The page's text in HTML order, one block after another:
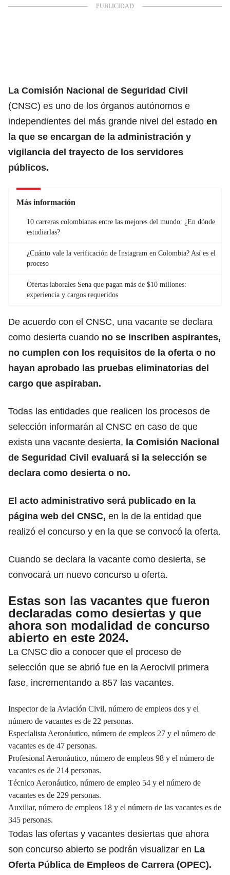
La Comisión Nacional de Seguridad Civil
(CNSC) es uno de los órganos autónomos e
independientes del más grande nivel del estado en
la que se encargan de la administración y
vigilancia del trayecto de los servidores
públicos.
Más información
10 carreras colombianas entre las mejores del mundo: ¿En dónde
estudiarlas?
¿Cuánto vale la verificación de Instagram en Colombia? Así es el
proceso
Ofertas laborales Sena que pagan más de $10 millones:
experiencia y cargos requeridos
De acuerdo con el CNSC, una vacante se declara
como desierta cuando no se inscriben aspirantes,
no cumplen con los requisitos de la oferta o no
hayan aprobado las pruebas eliminatorias del
cargo que aspiraban.
Todas las entidades que realicen los procesos de
selección informarán al CNSC en caso de que
exista una vacante desierta, la Comisión Nacional
de Seguridad Civil evaluará si la selección se
declara como desierta o no.
El acto administrativo será publicado en la
página web del CNSC, en la de la entidad que
realizó el concurso y en la que se convocó la oferta.
Cuando se declara la vacante como desierta, se
convocará un nuevo concurso u oferta.
Estas son las vacantes que fueron
declaradas como desiertas y que
ahora son modalidad de concurso
abierto en este 2024.
La CNSC dio a conocer que el proceso de
selección que se abrió fue en la Aerocivil primera
fase, incrementando a 857 las vacantes.
Inspector de la Aviación Civil, número de empleos dos y el
número de vacantes es de 22 personas.
Especialista Aeronáutico, número de empleos 27 y el número de
vacantes es de 47 personas.
Profesional Aeronáutico, número de empleos 98 y el número de
vacantes es de 214 personas.
Técnico Aeronáutico, número de empleo 54 y el número de
vacantes es de 229 personas.
Auxiliar, número de empleos 18 y el número de las vacantes es de
345 personas.
Todas las ofertas y vacantes desiertas que ahora
son concurso abierto se podrán visualizar en La
Oferta Pública de Empleos de Carrera (OPEC).